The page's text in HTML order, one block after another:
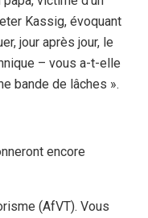
Kassig, évoquant
jour après jour, le
– vous a-t-elle
bande de lâches ».
encore
(AfVT). Vous